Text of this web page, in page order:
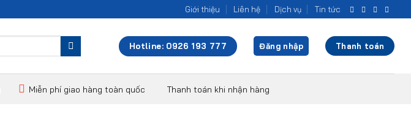
Giới thiệu Liên hệ Dịch vụ Tin tức
Hotline: 0926 193 777 Đăng nhập Thanh toán
Miễn phí giao hàng toàn quốc Thanh toán khi nhận hàng